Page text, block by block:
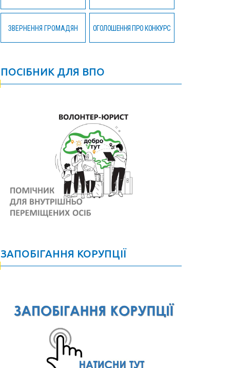
ЗВЕРНЕННЯ ГРОМАДЯН ОГОЛОШЕННЯ ПРО КОНКУРС
ПОСІБНИК ДЛЯ ВПО
ЗАПОБІГАННЯ КОРУПЦІЇ